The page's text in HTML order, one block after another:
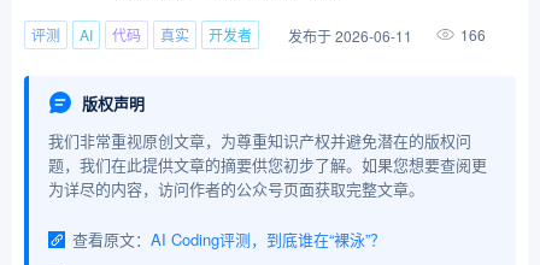
评测 AI 代码 真实 开发者 发布于 2026-06-11 166
版权声明
我们非常重视原创文章，为尊重知识产权并避免潜在的版权问
题，我们在此提供文章的摘要供您初步了解。如果您想要查阅更
为详尽的内容，访问作者的公众号页面获取完整文章。
查看原文： AI Coding评测，到底谁在“裸泳”？